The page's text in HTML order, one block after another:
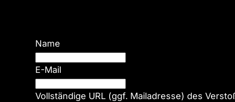
Name
E-Mail
Vollständige URL (ggf. Mailadresse) des